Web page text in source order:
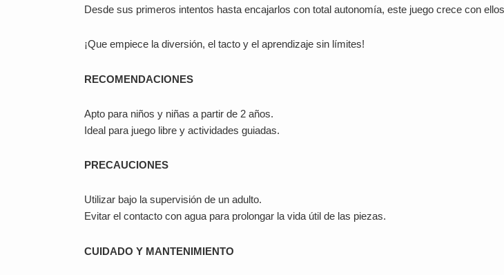
Desde sus primeros intentos hasta encajarlos con total autonomía, este juego crece con
¡Que empiece la diversión, el tacto y el aprendizaje sin límites!
RECOMENDACIONES
Apto para niños y niñas a partir de 2 años.
Ideal para juego libre y actividades guiadas.
PRECAUCIONES
Utilizar bajo la supervisión de un adulto.
Evitar el contacto con agua para prolongar la vida útil de las piezas.
CUIDADO Y MANTENIMIENTO